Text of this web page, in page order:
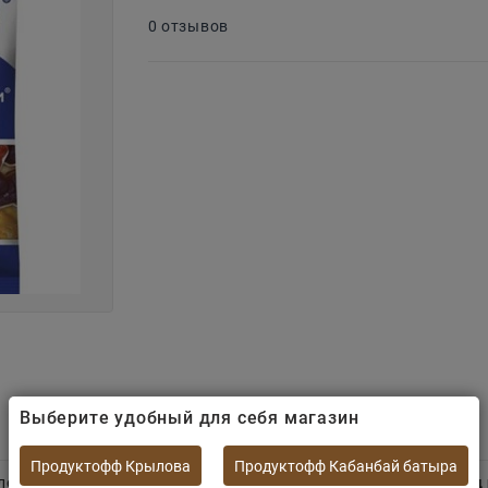
0 отзывов
Яркие мармеладные машинки с ароматами яблок, ягод
Выберите удобный для себя магазин
Продуктофф Крылова Продуктофф Кабанбай батыра